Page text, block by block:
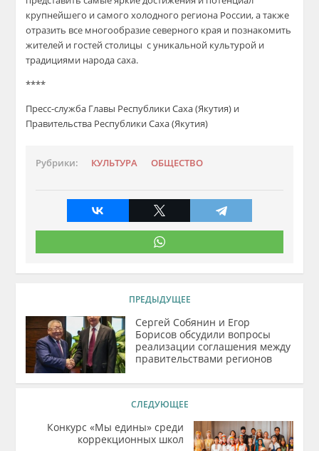
крупнейшего и самого холодного региона России, а также
отразить все многообразие северного края и познакомить
жителей и гостей столицы с уникальной культурой и
традициями народа саха.
****
Пресс-служба Главы Республики Саха (Якутия) и
Правительства Реcпублики Саха (Якутия)
Рубрики: КУЛЬТУРА ОБЩЕСТВО
ПРЕДЫДУЩЕЕ
Сергей Собянин и Егор
Борисов обсудили вопросы
реализации соглашения между
правительствами регионов
СЛЕДУЮЩЕЕ
Конкурс «Мы едины» среди
коррекционных школ